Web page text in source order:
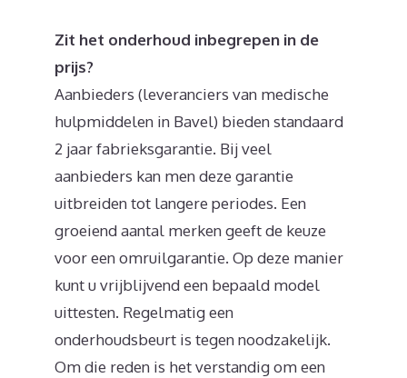
Zit het onderhoud inbegrepen in de
prijs?
Aanbieders (leveranciers van medische
hulpmiddelen in Bavel) bieden standaard
2 jaar fabrieksgarantie. Bij veel
aanbieders kan men deze garantie
uitbreiden tot langere periodes. Een
groeiend aantal merken geeft de keuze
voor een omruilgarantie. Op deze manier
kunt u vrijblijvend een bepaald model
uittesten. Regelmatig een
onderhoudsbeurt is tegen noodzakelijk.
Om die reden is het verstandig om een